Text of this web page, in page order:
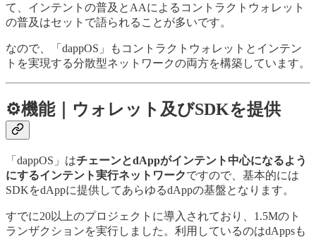
て、インテントの普及とAAによるコントラクトウォレット
の普及はセットで語られることが多いです。
なので、「dappOS」もコントラクトウォレットとインテン
トを実現する分散型ネットワークの両方を構築しています。
⚙️機能｜ウォレット及びSDKを提供
「dappOS」はチェーンとdAppがインテント中心になるよう
にするインテント実行ネットワークですので、基本的には
SDKをdAppに提供してあらゆるdAppの基盤となります。
すでに20以上のプロジェクトに導入されており、1.5Mのト
ランザクションを実行しました。利用しているのはdAppsも